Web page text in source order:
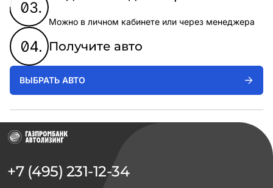
Можно в личном кабинете или через менеджера
Получите авто
ВЫБРАТЬ АВТО
+7 (495) 231-12-34